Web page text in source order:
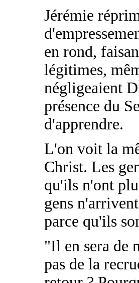
Jérémie
en rond,
légitimes,
négligeaient
présence du
d'apprendre.
L'on voit la
Christ. Les
qu'ils n'ont
gens
parce qu'ils
"Il en sera de
pas de la